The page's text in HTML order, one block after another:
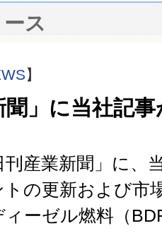
ス
】
聞」に当社記
刊産業新聞」に、
の更新および市
ーゼル燃料（